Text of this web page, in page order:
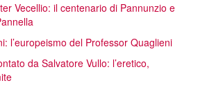
Vecellio: il centenario di Pannunzio e
l’europeismo del Professor Quaglieni
da Salvatore Vullo: l’eretico,